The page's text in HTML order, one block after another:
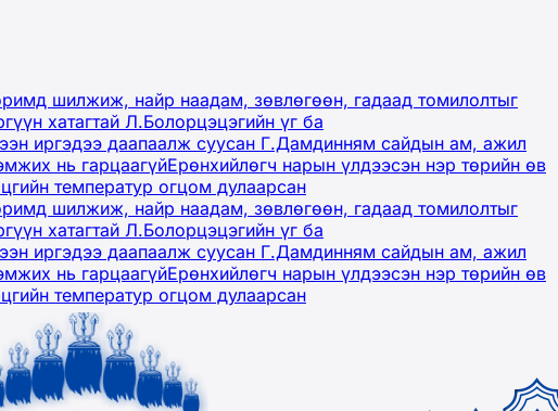
шилжиж, найр наадам, зөвлөгөөн, гадаад томилолтыг
хатагтай Л.Болорцэцэгийн үг ба
иргэдээ даапаалж суусан Г.Дамдинням сайдын ам, ажил
нь гарцаагүйЕрөнхийлөгч нарын үлдээсэн нэр төрийн өв
температур огцом дулаарсан
шилжиж, найр наадам, зөвлөгөөн, гадаад томилолтыг
хатагтай Л.Болорцэцэгийн үг ба
иргэдээ даапаалж суусан Г.Дамдинням сайдын ам, ажил
нь гарцаагүйЕрөнхийлөгч нарын үлдээсэн нэр төрийн өв
температур огцом дулаарсан